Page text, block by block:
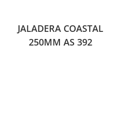
JALADERA COASTAL
250MM AS 392